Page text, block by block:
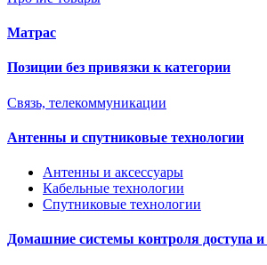
Матрас
Позиции без привязки к категории
Связь, телекоммуникации
Антенны и спутниковые технологии
Антенны и аксессуары
Кабельные технологии
Спутниковые технологии
Домашние системы контроля доступа